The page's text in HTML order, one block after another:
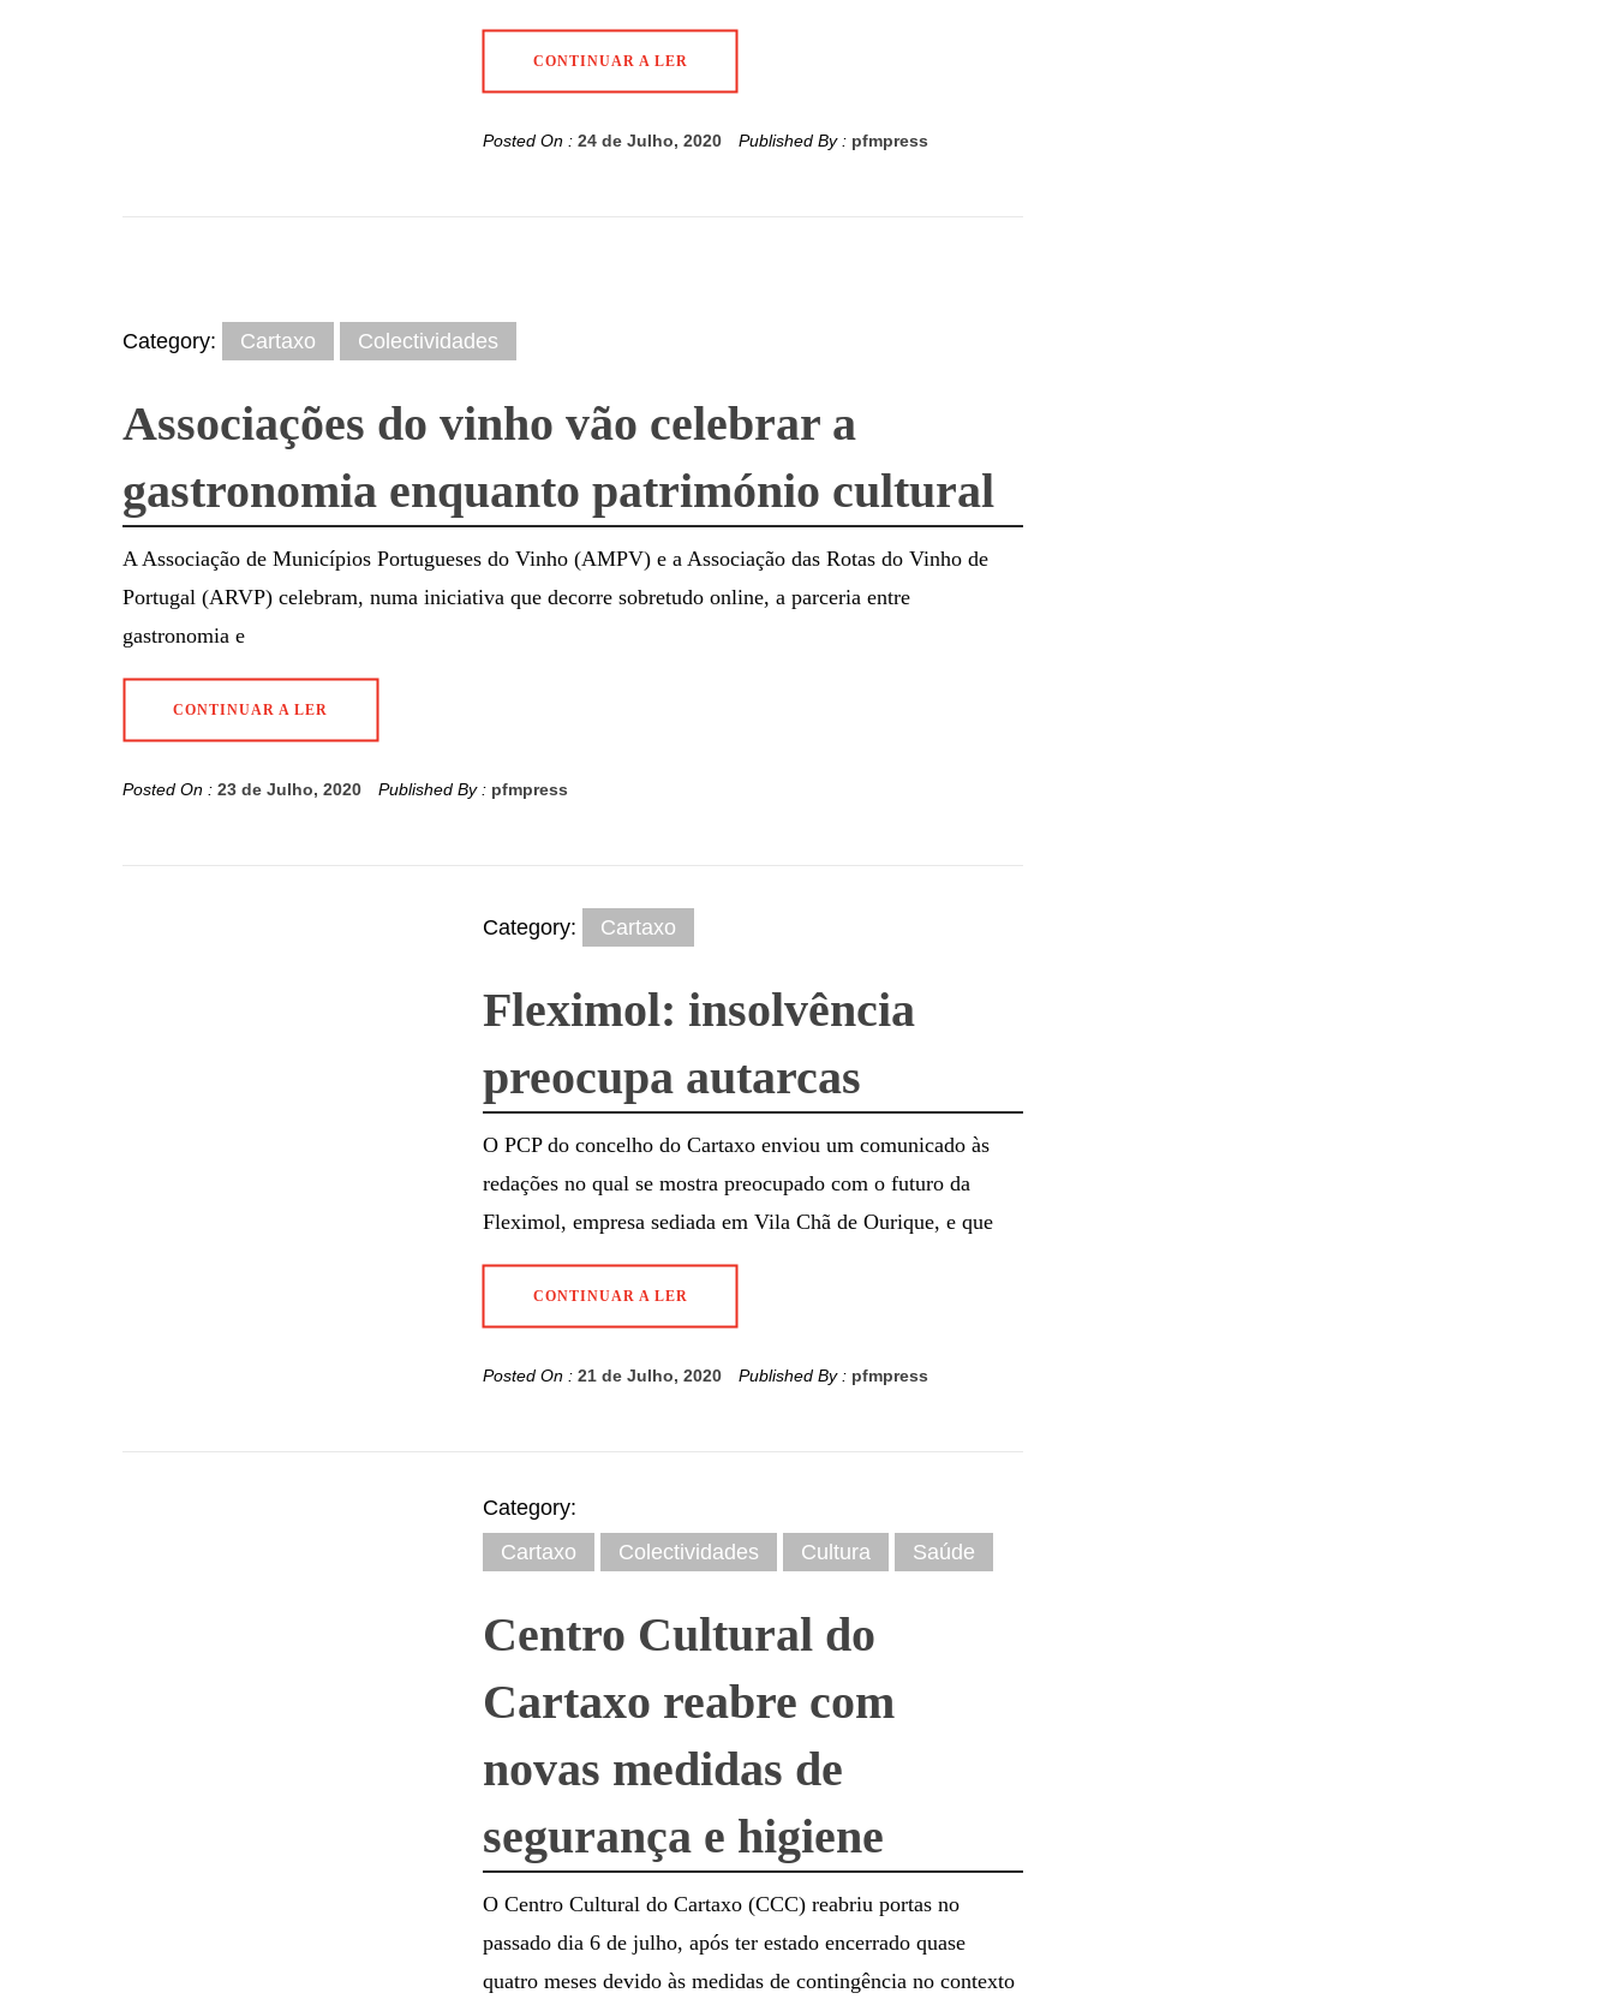
CONTINUAR A LER
Posted On : 24 de Julho, 2020 Published By : pfmpress
Category: Cartaxo Colectividades
Associações do vinho vão celebrar a
gastronomia enquanto património cultural
A Associação de Municípios Portugueses do Vinho (AMPV) e a Associação das Rotas do Vinho de
Portugal (ARVP) celebram, numa iniciativa que decorre sobretudo online, a parceria entre
gastronomia e
CONTINUAR A LER
Posted On : 23 de Julho, 2020 Published By : pfmpress
Category: Cartaxo
Fleximol: insolvência
preocupa autarcas
O PCP do concelho do Cartaxo enviou um comunicado às
redações no qual se mostra preocupado com o futuro da
Fleximol, empresa sediada em Vila Chã de Ourique, e que
CONTINUAR A LER
Posted On : 21 de Julho, 2020 Published By : pfmpress
Category:
Cartaxo
Colectividades Cultura Saúde
Centro Cultural do
Cartaxo reabre com
novas medidas de
segurança e higiene
O Centro Cultural do Cartaxo (CCC) reabriu portas no
passado dia 6 de julho, após ter estado encerrado quase
quatro meses devido às medidas de contingência no contexto